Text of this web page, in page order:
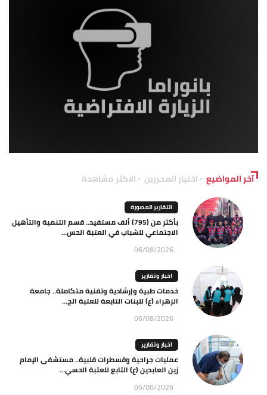
آخر المواضيع اختيار المحررين الاكثر مشاهدة
التقارير المصورة
بأكثر من (795) ألف مستفيد.. قسم التنمية والتأهيل
الاجتماعي للشباب في العتبة الحس...
06/08/2026
اخبار وتقارير
خدمات طبية وإرشادية وتقنية متكاملة.. جامعة
الزهراء (ع) للبنات التابعة للعتبة الح...
06/08/2026
اخبار وتقارير
عمليات جراحية وقسطرات قلبية.. مستشفى الإمام
زين العابدين (ع) التابع للعتبة الحسي...
06/08/2026